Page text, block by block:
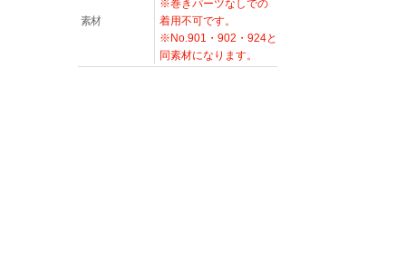
素材
※巻きパーツなしでの
着用不可です。
※No.901・902・924と
同素材になります。